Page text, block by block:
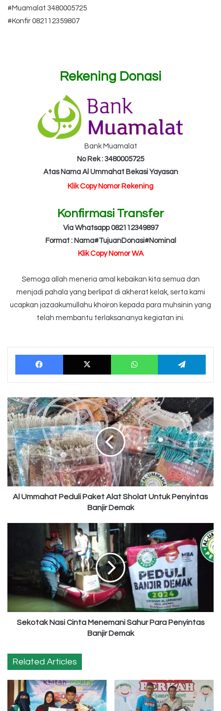
#Muamalat 3480005725
#Konfir 082112359807
Rekening Donasi
Bank Muamalat
No Rek : 3480005725
Atas Nama Al Ummahat Bekasi Yayasan
Klik Copy Nomor Rekening
Konfirmasi Transfer
Via Whatsapp 082112349897
Format : Nama#TujuanDonasi#Nominal
Klik Copy Nomor WA
Semoga allah meneria amal kebaikan kita semua dan
menjadi pahala yang berlipat di akherat kelak, serta kami
ucapkan jazaakumullahu khoiron kepada para muhsinin yang
telah membantu terlaksananya kegiatan ini.
Facebook X WhatsApp
Al
Ummahat
Peduli
Paket
Alat
Sholat
Untuk
Penyintas
Banjir
Demak
Al Ummahat Peduli Paket Alat Sholat Untuk Penyintas
Banjir Demak
Para
Banjir
Demak
Sekotak Nasi Cinta Menemani Sahur Para Penyintas
Banjir Demak
Related Articles